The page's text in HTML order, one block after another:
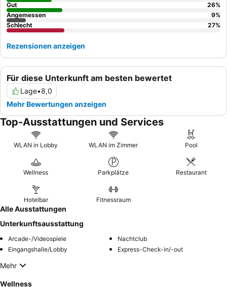
hin liegen, bevorzugt werden.
Für diese Unterkunft am besten bewertet
Lage•8,0
Mehr Bewertungen anzeigen
Gut
26%
Angemessen
9%
Schlecht
27%
Rezensionen anzeigen
Top-Ausstattungen und Services
WLAN in Lobby WLAN im Zimmer Pool
Wellness Parkplätze Restaurant
Hotelbar Fitnessraum
Alle Ausstattungen
Unterkunftsausstattung
Arcade-/Videospiele
Nachtclub
Eingangshalle/Lobby
Express-Check-in/-out
Mehr
Wellness